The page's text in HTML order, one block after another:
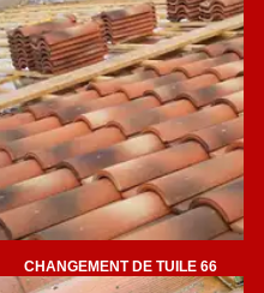
CHANGEMENT DE TUILE 66